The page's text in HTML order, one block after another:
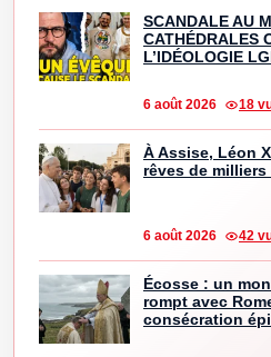
SCANDALE AU
CATHÉDRALES
L’IDÉOLOGIE
6 août 2026 18
À Assise, Léon
rêves de
6 août 2026 42
Écosse : un
rompt avec
consécration